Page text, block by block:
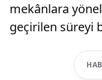
mekânlara
geçirilen süreyi